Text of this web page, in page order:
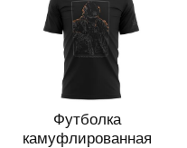
Футболка
камуфлированная